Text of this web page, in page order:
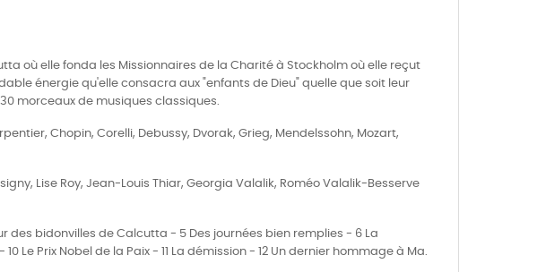
où elle fonda les Missionnaires de la Charité à Stockholm où elle reçut
énergie qu'elle consacra aux "enfants de Dieu" quelle que soit leur
morceaux de musiques classiques.
Chopin, Corelli, Debussy, Dvorak, Grieg, Mendelssohn, Mozart,
Lise Roy, Jean-Louis Thiar, Georgia Valalik, Roméo Valalik-Besserve
des bidonvilles de Calcutta - 5 Des journées bien remplies - 6 La
Prix Nobel de la Paix - 11 La démission - 12 Un dernier hommage à Ma.